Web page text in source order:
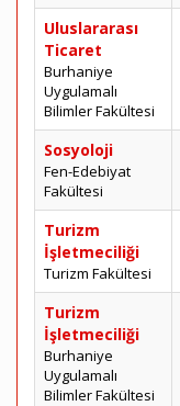
Uluslararası
Ticaret
Burhaniye
Uygulamalı
Bilimler Fakültesi
Sosyoloji
Fen-Edebiyat
Fakültesi
Turizm
İşletmeciliği
Turizm Fakültesi
Turizm
İşletmeciliği
Burhaniye
Uygulamalı
Bilimler Fakültesi